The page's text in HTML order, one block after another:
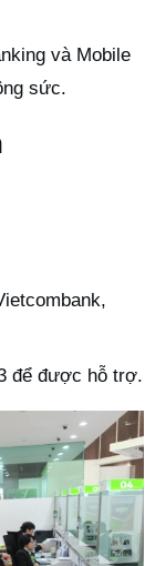
và Mobile
sức.
để được hỗ trợ.